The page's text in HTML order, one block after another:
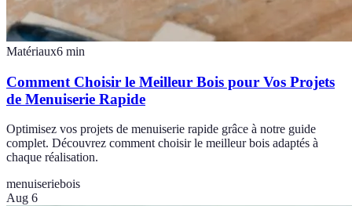
Matériaux6 min
Comment Choisir le Meilleur Bois pour Vos Projets
de Menuiserie Rapide
Optimisez vos projets de menuiserie rapide grâce à notre guide
complet. Découvrez comment choisir le meilleur bois adaptés à
chaque réalisation.
menuiseriebois
Aug 6